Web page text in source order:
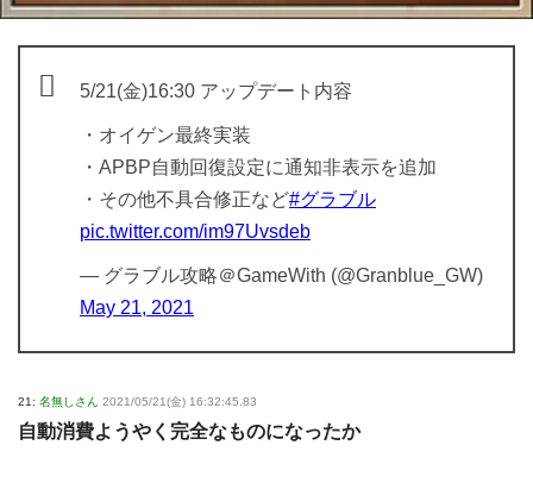
5/21(金)16:30 アップデート内容
・オイゲン最終実装
・APBP自動回復設定に通知非表示を追加
・その他不具合修正など#グラブル
pic.twitter.com/im97Uvsdeb
— グラブル攻略＠GameWith (@Granblue_GW)
May 21, 2021
21: 名無しさん 2021/05/21(金) 16:32:45.83
自動消費ようやく完全なものになったか